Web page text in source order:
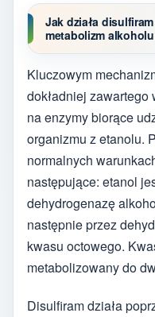
Jak działa
metabolizm alkoholu
Kluczowym
dokładniej zawartego
na enzymy biorące
organizmu z etanolu.
normalnych
następujące: etanol
dehydrogenazę
następnie przez
kwasu octowego.
metabolizowany do
Disulfiram działa